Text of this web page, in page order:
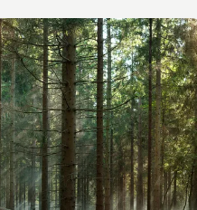
dreiemomentet slik at
brukeren skal kunne spare
batteriet under klipping av
tynt gress. Trykk på én
knapp på den batteridrevne
trimmeren for å
aktivere/deaktivere savE-
modus.